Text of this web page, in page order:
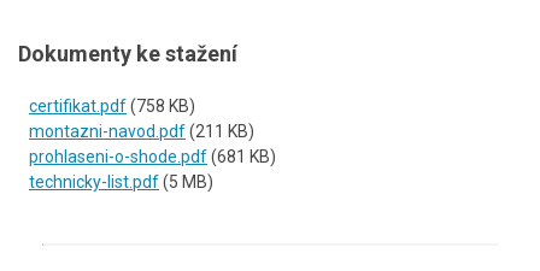
Dokumenty ke stažení
certifikat.pdf(758 KB)
montazni-navod.pdf(211 KB)
prohlaseni-o-shode.pdf(681 KB)
technicky-list.pdf(5 MB)